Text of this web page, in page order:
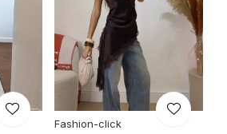
Fashion-click